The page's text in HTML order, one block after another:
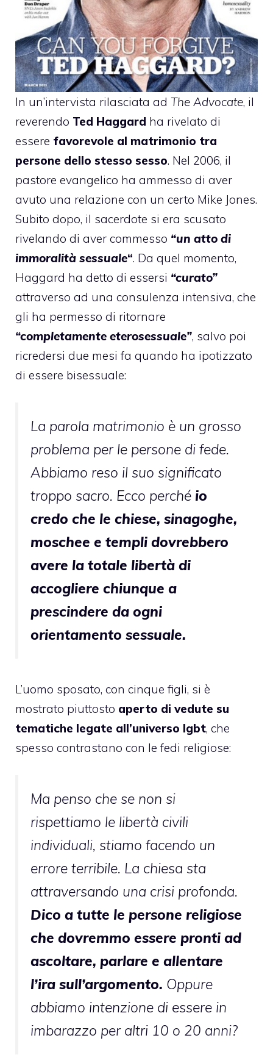
In un’intervista rilasciata ad The Advocate, il
reverendo Ted Haggard ha rivelato di
essere favorevole al matrimonio tra
persone dello stesso sesso. Nel 2006, il
pastore evangelico ha ammesso di aver
avuto una relazione con un certo Mike Jones.
Subito dopo, il sacerdote si era scusato
rivelando di aver commesso “un atto di
immoralità sessuale“. Da quel momento,
Haggard ha detto di essersi “curato”
attraverso ad una consulenza intensiva, che
gli ha permesso di ritornare
“completamente eterosessuale”, salvo poi
ricredersi due mesi fa quando ha ipotizzato
di essere bisessuale:
La parola matrimonio è un grosso
problema per le persone di fede.
Abbiamo reso il suo significato
troppo sacro. Ecco perché io
credo che le chiese, sinagoghe,
moschee e templi dovrebbero
avere la totale libertà di
accogliere chiunque a
prescindere da ogni
orientamento sessuale.
L’uomo sposato, con cinque figli, si è
mostrato piuttosto aperto di vedute su
tematiche legate all’universo lgbt, che
spesso contrastano con le fedi religiose:
Ma penso che se non si
rispettiamo le libertà civili
individuali, stiamo facendo un
errore terribile. La chiesa sta
attraversando una crisi profonda.
Dico a tutte le persone religiose
che dovremmo essere pronti ad
ascoltare, parlare e allentare
l’ira sull’argomento. Oppure
abbiamo intenzione di essere in
imbarazzo per altri 10 o 20 anni?